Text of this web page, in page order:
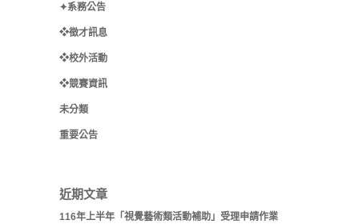
✦系務公告
❖徵才訊息
❖校外活動
❖競賽資訊
未分類
重要公告
近期文章
116年上半年「視覺藝術類活動補助」受理申請作業